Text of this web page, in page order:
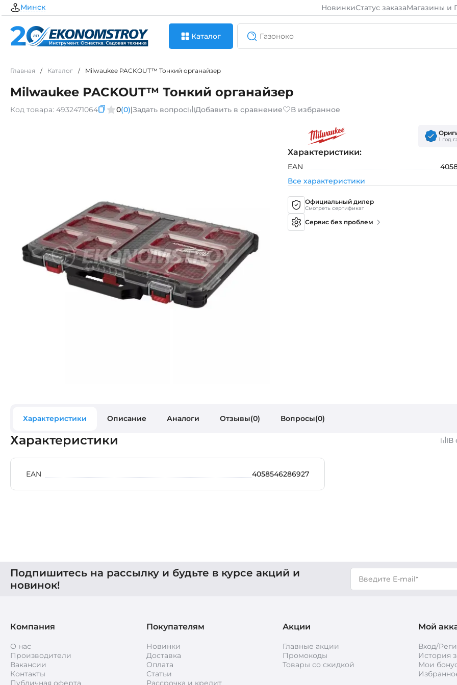
Минск НовинкиСтатус заказаМагазины и
Каталог
Главная / Каталог / Milwaukee PACKOUT™ Тонкий органайзер
Milwaukee PACKOUT™ Тонкий органайзер
Код товара: 4932471064 0(0)|Задать вопрос Добавить в сравнение В избранное
1 год
Характеристики:
EAN
Все характеристики
Официальный дилер
Смотреть сертификат
Сервис без проблем
Характеристики Описание Аналоги Отзывы(0) Вопросы(0)
Характеристики В
EAN 4058546286927
Подпишитесь на рассылку и будьте в курсе акций и
новинок!
Компания
О нас
Производители
Вакансии
Контакты
Публичная оферта
Покупателям
Новинки
Доставка
Оплата
Статьи
Рассрочка и кредит
Акции
Главные акции
Промокоды
Товары со скидкой
Мой
Вход/
История
Мои